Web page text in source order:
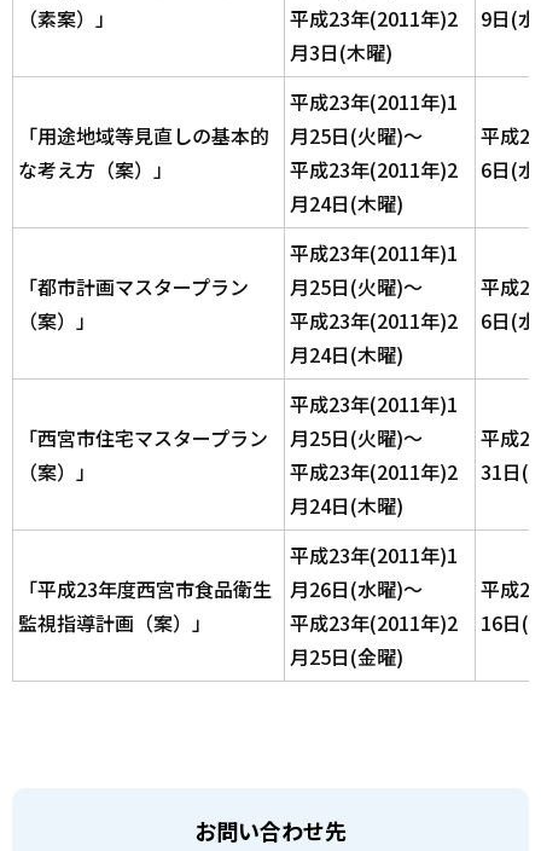
（素案）」
平成23年(2011年)2
月3日(木曜)
9日(
「用途地域等見直しの基本的
な考え方（案）」
平成23年(2011年)1
月25日(火曜)～
平成23年(2011年)2
月24日(木曜)
平成
6日(
「都市計画マスタープラン
（案）」
平成23年(2011年)1
月25日(火曜)～
平成23年(2011年)2
月24日(木曜)
平成
6日(
「西宮市住宅マスタープラン
（案）」
平成23年(2011年)1
月25日(火曜)～
平成23年(2011年)2
月24日(木曜)
平成
31日(
「平成23年度西宮市食品衛生
監視指導計画（案）」
平成23年(2011年)1
月26日(水曜)～
平成23年(2011年)2
月25日(金曜)
平成
16日(
お問い合わせ先